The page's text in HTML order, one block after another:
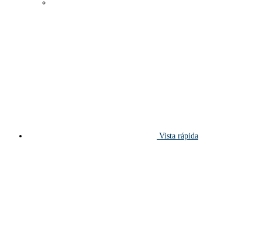
Vista rápida